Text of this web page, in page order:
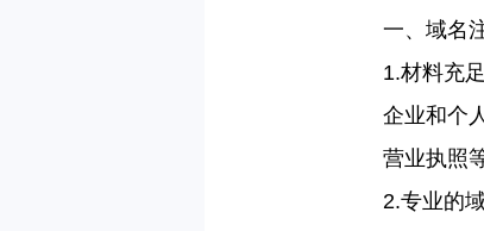
一、域名
1.材料充足
企业和个
营业执照
2.专业的